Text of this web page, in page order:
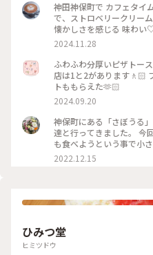
神田神保町で カフェタイ
で、ストロベリークリー
懐かしさを感じる 味わい
な佇まい、 ダイヤル式の
今でも現役らしいのです
も、小スペースながら 落
るのには、心地よい場所
だそう。 創業当時から 受
健在、今回 いただいた
す。 最近、あちらこちら
クリームソーダは、こち
とも、歴史を感じさせて
でしたが、この日は 気温
クールダウン💦 これで、
なんて思いながら、ゆっ
2024.11.28
ふわふわ分厚いピザトー
店は1と2があります🚶🏻
トももらえた🫶🏻
2024.09.20
神保町にある「さぼうる
達と行ってきました。 今
も食べようという事で小
の席に通されて。 場所も
のに ひっきりなしに来客
2022.12.15
ひみつ堂
ヒミツドウ